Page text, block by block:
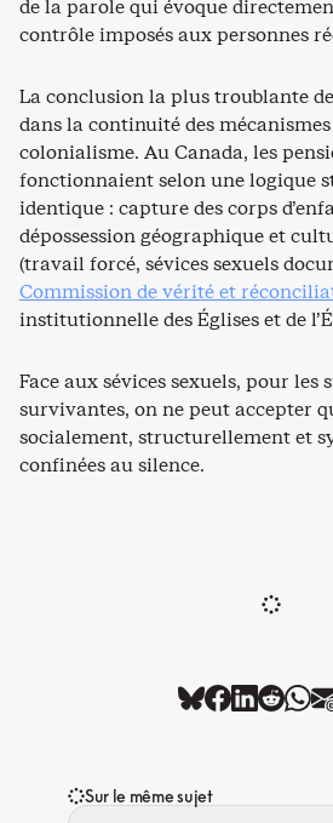
de la parole qui évoque
contrôle imposés aux personnes
La conclusion la plus troublante
dans la continuité des mécanismes
colonialisme. Au Canada, les
fonctionnaient selon une logique
identique : capture des corps
dépossession géographique et
(travail forcé, sévices sexuels
Commission de vérité et
institutionnelle des Églises et de
Face aux sévices sexuels, pour les
survivantes, on ne peut accepter
socialement, structurellement et
confinées au silence.
Sur le même sujet